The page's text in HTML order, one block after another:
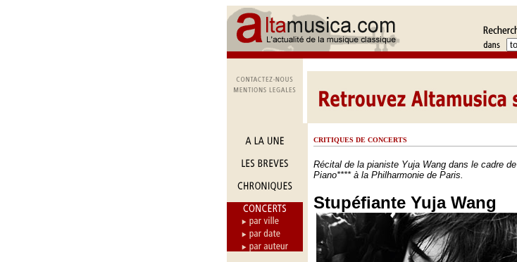
CRITIQUES DE CONCERTS
Récital de la pianiste Yuja Wang dans le cadre de
Piano**** à la Philharmonie de Paris.
Stupéfiante Yuja Wang